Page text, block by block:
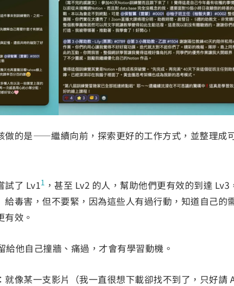
做的是——繼續向前，探索更好的工作方式，並整理成
試了 Lv11 ，甚至 Lv2 的人，幫助他們更有效的到達 Lv3
毒害，但不要緊，因為這些人有過行動，知道自己的
效。
給他自己撞牆、痛過，才會有學習動機。
像某一支影片（我一直很想下載卻找不到了，只好請